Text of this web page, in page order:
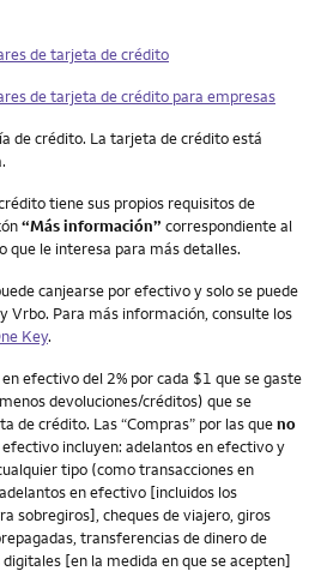
de tarjeta de crédito
de tarjeta de crédito para empresas
de crédito. La tarjeta de crédito está
tiene sus propios requisitos de
“Más información” correspondiente al
que le interesa para más detalles.
canjearse por efectivo y solo se puede
Vrbo. Para más información, consulte los
Key.
efectivo del 2% por cada $1 que se gaste
devoluciones/créditos) que se
de crédito. Las “Compras” por las queno
incluyen: adelantos en efectivo y
tipo (como transacciones en
en efectivo [incluidos los
sobregiros], cheques de viajero, giros
transferencias de dinero de
[en la medida en que se acepten]